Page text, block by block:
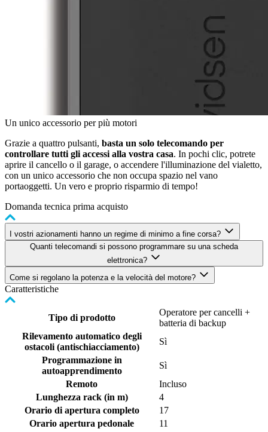
Un unico accessorio per più motori
Grazie a quattro pulsanti, basta un solo telecomando per
controllare tutti gli accessi alla vostra casa. In pochi clic, potrete
aprire il cancello o il garage, o accendere l'illuminazione del vialetto,
con un unico accessorio che non occupa spazio nel vano
portaoggetti. Un vero e proprio risparmio di tempo!
Domanda tecnica prima acquisto
I vostri azionamenti hanno un regime di minimo a fine corsa?
Quanti telecomandi si possono programmare su una scheda
elettronica?
Come si regolano la potenza e la velocità del motore?
Caratteristiche
Tipo di prodotto
Operatore per cancelli +
batteria di backup
Rilevamento automatico degli
ostacoli (antischiacciamento)
Sì
Programmazione in
autoapprendimento
Sì
Remoto
Incluso
Lunghezza rack (in m)
4
Orario di apertura completo
17
Orario apertura pedonale
11